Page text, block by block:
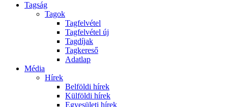
Tagság
Tagok
Tagfelvétel
Tagfelvétel új
Tagdíjak
Tagkereső
Adatlap
Média
Hírek
Belföldi hírek
Külföldi hírek
Egyesületi hírek